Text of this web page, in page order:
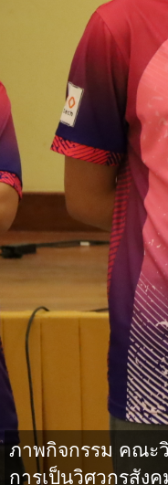
ภาพกิจกรรม คณะ
การเป็นวิศวกรสัง